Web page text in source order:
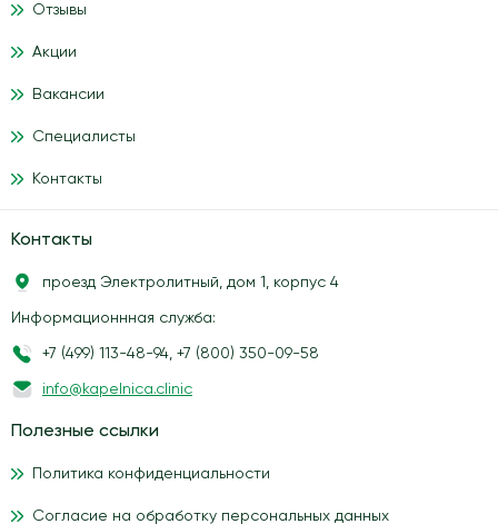
Отзывы
Акции
Вакансии
Специалисты
Контакты
Контакты
проезд Электролитный, дом 1, корпус 4
Информационнная служба:
+7 (499) 113-48-94, +7 (800) 350-09-58
info@kapelnica.clinic
Полезные ссылки
Политика конфиденциальности
Согласие на обработку персональных данных